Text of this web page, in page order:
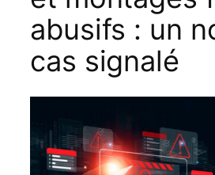
abusifs : un
cas signalé